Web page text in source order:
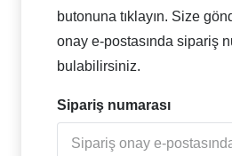
butonuna tıklayın. Size
onay e-postasında sipariş
bulabilirsiniz.
Sipariş numarası